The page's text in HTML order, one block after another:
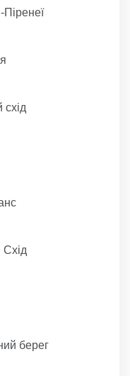
берег